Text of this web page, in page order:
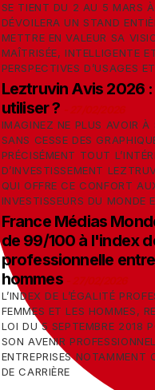
SE TIENT DU 2 AU 5 MARS
DÉVOILERA UN STAND
METTRE EN VALEUR SA
MAÎTRISÉE, INTELLIGENTE
PERSPECTIVES D’USAGES
Leztruvin Avis 2026
utiliser ?
IMAGINEZ NE PLUS AVOIR À
SANS CESSE DES
PRÉCISÉMENT TOUT
D’INVESTISSEMENT
QUI OFFRE CE CONFORT
INVESTISSEURS DU MONDE
France Médias
de 99/100 à l'index
professionnelle
hommes
L’INDEX DE L’ÉGALITÉ
FEMMES ET LES HOMMES,
LOI DU 5 SEPTEMBRE 2018
SON AVENIR
ENTREPRISES NOTAMMENT
DE CARRIÈRE